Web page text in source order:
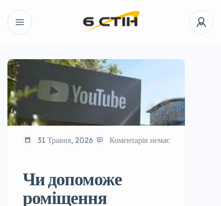
31 Травня, 2026 Коментарів немає
Чи допоможе
роміщення